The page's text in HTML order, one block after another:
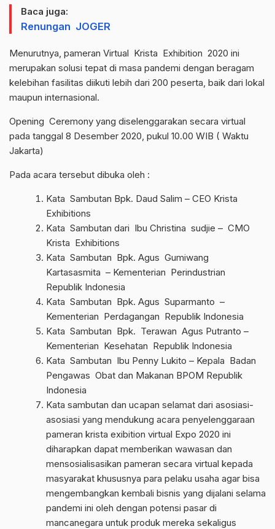
Baca juga:
Renungan JOGER
Menurutnya, pameran Virtual Krista Exhibition 2020 ini
merupakan solusi tepat di masa pandemi dengan beragam
kelebihan fasilitas diikuti lebih dari 200 peserta, baik dari lokal
maupun internasional.
Opening Ceremony yang diselenggarakan secara virtual
pada tanggal 8 Desember 2020, pukul 10.00 WIB ( Waktu
Jakarta)
Pada acara tersebut dibuka oleh :
Kata Sambutan Bpk. Daud Salim – CEO Krista
Exhibitions
Kata Sambutan dari Ibu Christina sudjie – CMO
Krista Exhibitions
Kata Sambutan Bpk. Agus Gumiwang
Kartasasmita – Kementerian Perindustrian
Republik Indonesia
Kata Sambutan Bpk. Agus Suparmanto –
Kementerian Perdagangan Republik Indonesia
Kata Sambutan Bpk. Terawan Agus Putranto –
Kementerian Kesehatan Republik Indonesia
Kata Sambutan Ibu Penny Lukito – Kepala Badan
Pengawas Obat dan Makanan BPOM Republik
Indonesia
Kata sambutan dan ucapan selamat dari asosiasi-
asosiasi yang mendukung acara penyelenggaraan
pameran krista exibition virtual Expo 2020 ini
diharapkan dapat memberikan wawasan dan
mensosialisasikan pameran secara virtual kepada
masyarakat khususnya para pelaku usaha agar bisa
mengembangkan kembali bisnis yang dijalani selama
pandemi ini oleh dengan potensi pasar di
mancanegara untuk produk mereka sekaligus